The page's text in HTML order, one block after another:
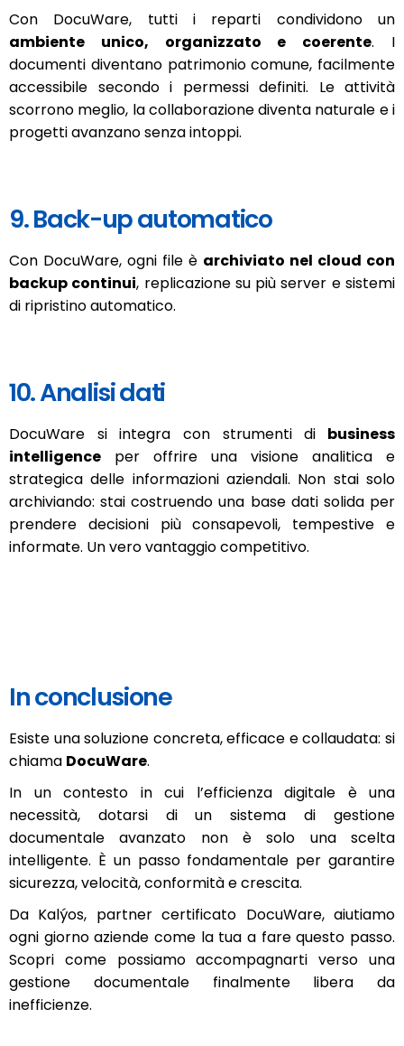
Con DocuWare, tutti i reparti condividono un
ambiente unico, organizzato e coerente. I
documenti diventano patrimonio comune, facilmente
accessibile secondo i permessi definiti. Le attività
scorrono meglio, la collaborazione diventa naturale e i
progetti avanzano senza intoppi.
9. Back-up automatico
Con DocuWare, ogni file è archiviato nel cloud con
backup continui, replicazione su più server e sistemi
di ripristino automatico.
10. Analisi dati
DocuWare si integra con strumenti di business
intelligence per offrire una visione analitica e
strategica delle informazioni aziendali. Non stai solo
archiviando: stai costruendo una base dati solida per
prendere decisioni più consapevoli, tempestive e
informate. Un vero vantaggio competitivo.
In conclusione
Esiste una soluzione concreta, efficace e collaudata: si
chiama DocuWare.
In un contesto in cui l’efficienza digitale è una
necessità, dotarsi di un sistema di gestione
documentale avanzato non è solo una scelta
intelligente. È un passo fondamentale per garantire
sicurezza, velocità, conformità e crescita.
Da Kalýos, partner certificato DocuWare, aiutiamo
ogni giorno aziende come la tua a fare questo passo.
Scopri come possiamo accompagnarti verso una
gestione documentale finalmente libera da
inefficienze.